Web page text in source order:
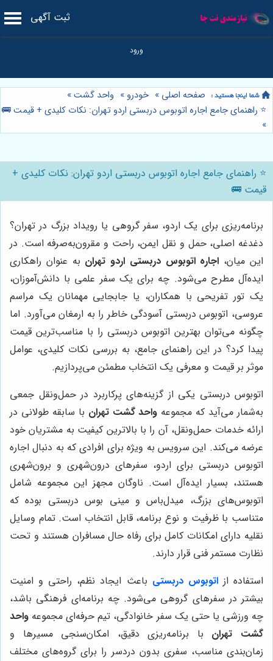
ثبت آگهی
صفحه اصلی » خودرو » واحد گشت»
⭐️ راهنمای جامع اجاره اتوبوس دربستی اردو تهران: نکات کلیدی + قیمت 🚌
»
⭐️ راهنمای جامع اجاره اتوبوس دربستی اردو تهران: نکات کلیدی +
قیمت 🚌
برنامه‌ریزی برای یک اردو، سفر گروهی یا رویداد بزرگ در تهران؟
دغدغه اصلی، حمل و نقل ایمن، راحت و مقرون‌به‌صرفه است. در
این میان، اجاره اتوبوس دربستی اردو تهران به عنوان راهکاری
ایده‌آل مطرح می‌شود. چه برای یک سفر علمی با دانش‌آموزان،
یک تور تفریحی با همکاران، یا جابجایی مهمانان یک مراسم
عروسی، اتوبوس دربستی آسودگی خاطر را به ارمغان می‌آورد. اما
چگونه می‌توان بهترین اتوبوس دربستی را با مناسب‌ترین قیمت
پیدا کرد؟ در این راهنمای جامع، به بررسی نکات کلیدی، عوامل
موثر بر قیمت و معرفی یک انتخاب مطمئن می‌پردازیم.
اتوبوس دربستی یکی از گزینه‌های پرکاربرد در حمل‌ونقل جمعی
به‌شمار می‌آید که مجموعه واحد گشت تهران با سابقه طولانی در
ارائه خدمات حمل‌ونقل، آن را با بالاترین کیفیت به مشتریان خود
عرضه می‌کند. این سرویس به ویژه برای افرادی که به دنبال اجاره
اتوبوس دربستی برای اردو، سفرهای درون‌شهری و برون‌شهری
هستند، بسیار ایده‌آل است. ناوگان مجهز این مجموعه شامل
اتوبوس‌های بزرگ، میدل‌باس و مینی بوس دربستی بوده که
متناسب با ظرفیت و نوع برنامه، قابل انتخاب است. تمام وسایل
نقلیه دارای امکانات کامل برای رفاه حال مسافران هستند و تحت
نظارت مستمر فنی قرار دارند.
استفاده ازاتوبوس دربستی باعث ایجاد نظم، راحتی و امنیت
بیشتر در سفرهای گروهی می‌شود. چه برنامه‌ای فرهنگی باشد،
چه ورزشی یا حتی یک سفر خانوادگی، تیم حرفه‌ای مجموعه واحد
گشت تهران با برنامه‌ریزی دقیق، امکان‌سنجی مسیرها و
زمان‌بندی مناسب، سفری بدون دردسر را برای گروه‌های مختلف